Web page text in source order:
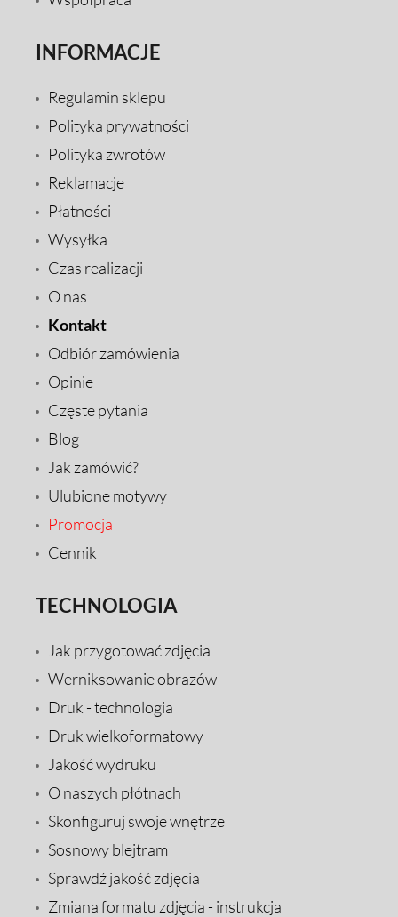
INFORMACJE
Regulamin sklepu
Polityka prywatności
Polityka zwrotów
Reklamacje
Płatności
Wysyłka
Czas realizacji
O nas
Kontakt
Odbiór zamówienia
Opinie
Częste pytania
Blog
Jak zamówić?
Ulubione motywy
Promocja
Cennik
TECHNOLOGIA
Jak przygotować zdjęcia
Werniksowanie obrazów
Druk - technologia
Druk wielkoformatowy
Jakość wydruku
O naszych płótnach
Skonfiguruj swoje wnętrze
Sosnowy blejtram
Sprawdź jakość zdjęcia
Zmiana formatu zdjęcia - instrukcja